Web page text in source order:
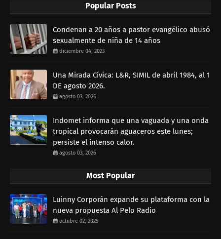
Popular Posts
Condenan a 20 años a pastor evangélico abusó
sexualmente de niña de 14 años
diciembre 04, 2023
Una Mirada Cívica: L&R, SIMIL de abril 1984, al 1
DE agosto 2026.
agosto 03, 2026
Indomet informa que una vaguada y una onda
tropical provocarán aguaceros este lunes;
persiste el intenso calor.
agosto 03, 2026
Most Popular
Luinny Corporán expande su plataforma con la
nueva propuesta Al Pelo Radio
octubre 02, 2025